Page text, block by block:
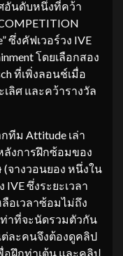
อันดับหนึ่งที่คว้า
ซึ่งคัฟเวอร์วง IVE
โดยเลือกสอง
ที่เพิ่งลอนช์เมื่อ
ลิศ และคว้ารางวัล
ม Attitude เล่า
ลังการฝึกซ้อมของ
(จางวอนยอง หนึ่งใน
IVE ซึ่งระยะเวลา
อเวลาซ้อมไม่ถึง
าที่จะนัดรวมตัวกัน
ละคนจึงต้องดูคลิป
อฝึกท่าเต้น และคลิป